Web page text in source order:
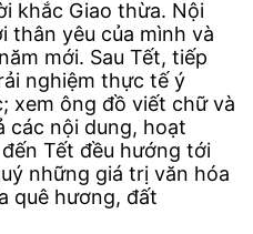
khắc Giao thừa. Nội
thân yêu của mình và
mới. Sau Tết, tiếp
nghiệm thực tế ý
xem ông đồ viết chữ và
các nội dung, hoạt
Tết đều hướng tới
những giá trị văn hóa
quê hương, đất